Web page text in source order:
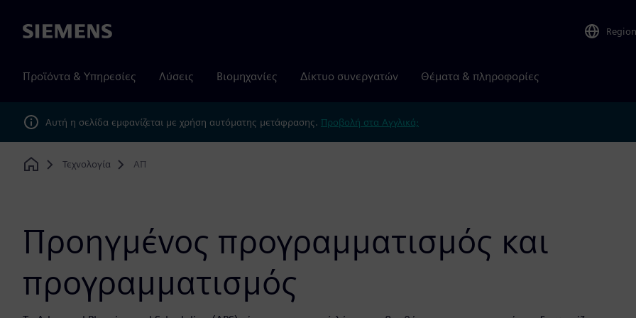
Siemens Region
Προϊόντα & Υπηρεσίες Λύσεις Βιομηχανίες Δίκτυο συνεργατών Θέματα & πληροφορίες
Αυτή η σελίδα εμφανίζεται με χρήση αυτόματης μετάφρασης. Προβολή στα Αγγλικά;
Home
Τεχνολογία ΑΠ
Προηγμένος προγραμματισμός και
προγραμματισμός